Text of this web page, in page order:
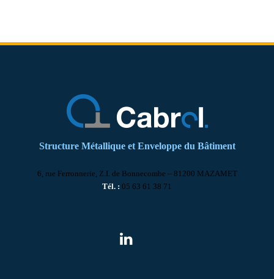
Structure Métallique et Enveloppe du Bâtiment
6, rue Ferronnerie, Z.I. de Bonnecombe – 81200 MAZAMET
Tél. : 05 63 61 38 71